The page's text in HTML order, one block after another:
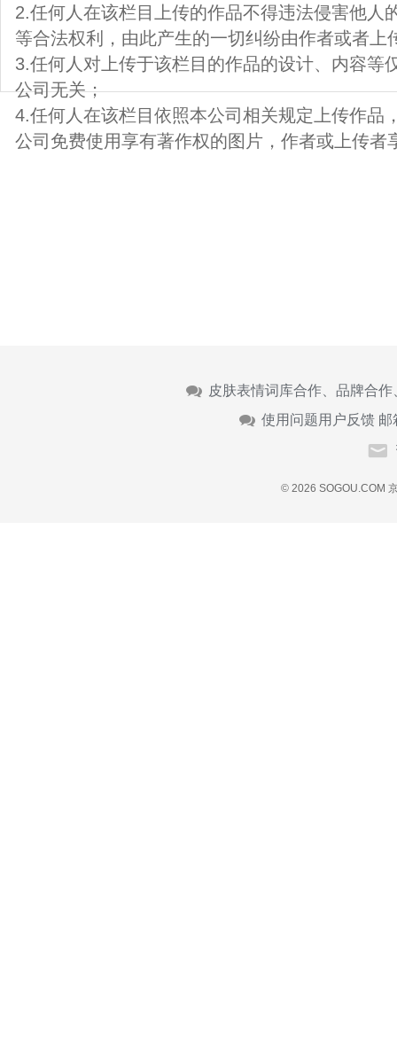
2.任何人在该栏目上传的作品不得违法侵害他人
等合法权利，由此产生的一切纠纷由作者或者上
3.任何人对上传于该栏目的作品的设计、内容等
公司无关；
4.任何人在该栏目依照本公司相关规定上传作品
公司免费使用享有著作权的图片，作者或上传者
皮肤表情词库合作、品牌合
使用问题用户反馈 邮
© 2026 SOGOU.COM